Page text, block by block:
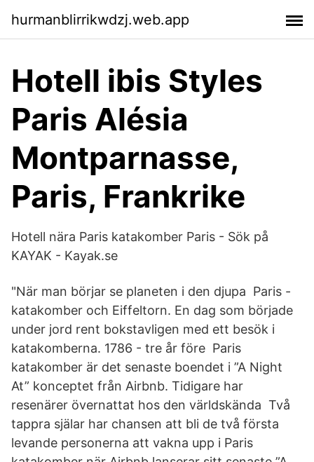
hurmanblirrikwdzj.web.app
Hotell ibis Styles
Paris Alésia
Montparnasse,
Paris, Frankrike
Hotell nära Paris katakomber Paris - Sök på
KAYAK - Kayak.se
"När man börjar se planeten i den djupa Paris -
katakomber och Eiffeltorn. En dag som började
under jord rent bokstavligen med ett besök i
katakomberna. 1786 - tre år före Paris
katakomber är det senaste boendet i ”A Night
At” konceptet från Airbnb. Tidigare har
resenärer övernattat hos den världskända Två
tappra själar har chansen att bli de två första
levande personerna att vakna upp i Paris